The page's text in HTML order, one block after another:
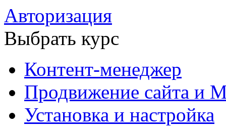
Авторизация
Выбрать курс
Контент-менеджер
Продвижение сайта и
Установка и настройка